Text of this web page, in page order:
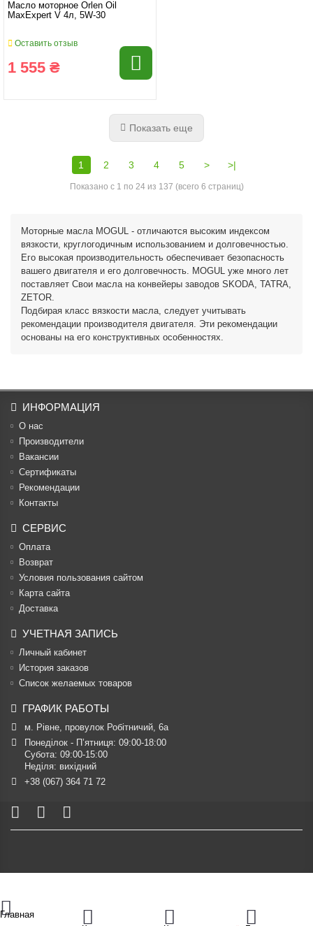
Масло моторное Orlen Oil
MaxExpert V 4л, 5W-30
Оставить отзыв
1 555 ₴
Показать еще
1 2 3 4 5 > >|
Показано с 1 по 24 из 137 (всего 6 страниц)
Моторные масла MOGUL - отличаются высоким индексом
вязкости, круглогодичным использованием и долговечностью.
Его высокая производительность обеспечивает безопасность
вашего двигателя и его долговечность. MOGUL уже много лет
поставляет Свои масла на конвейеры заводов SKODA, TATRA,
ZETOR.
Подбирая класс вязкости масла, следует учитывать
рекомендации производителя двигателя. Эти рекомендации
основаны на его конструктивных особенностях.
ИНФОРМАЦИЯ
О нас
Производители
Вакансии
Cертификаты
Рекомендации
Контакты
СЕРВИС
Оплата
Возврат
Условия пользования сайтом
Карта сайта
Доставка
УЧЕТНАЯ ЗАПИСЬ
Личный кабинет
История заказов
Список желаемых товаров
ГРАФИК РАБОТЫ
м. Рівне, провулок Робітничий, 6а
Понеділок - П’ятниця: 09:00-18:00
Субота: 09:00-15:00
Неділя: вихідний
+38 (067) 364 71 72
Главная